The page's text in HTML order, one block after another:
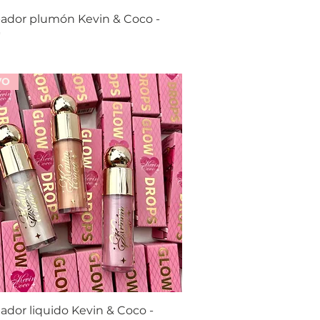
Vista rápida
plumón Kevin & Coco -
Vista rápida
liquido Kevin & Coco -